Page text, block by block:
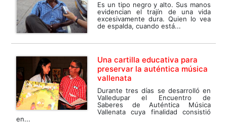
Es un tipo negro y alto. Sus manos
evidencian el trajín de una vida
excesivamente dura. Quien lo vea
de espalda, cuando está...
Una cartilla educativa para
preservar la auténtica música
vallenata
Durante tres días se desarrolló en
Valledupar el Encuentro de
Saberes de Auténtica Música
Vallenata cuya finalidad consistió
en...